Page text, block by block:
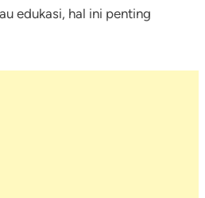
edukasi, hal ini penting